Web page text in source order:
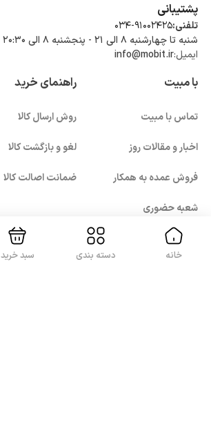
پشتیبانی
تلفنی:034-91002425
شنبه تا چهارشنبه ۸ الی ۲۱ - پنجشنبه 8 الی ۲۰:۳۰
ایمیل:info@mobit.ir
با مبیت
تماس با مبیت
اخبار و مقالات روز
فروش عمده به همکار
شعبه حضوری
راهنمای خرید
روش ارسال کالا
لغو و بازگشت کالا
ضمانت اصالت کالا
خانه دسته بندی سبد خرید
بستن!